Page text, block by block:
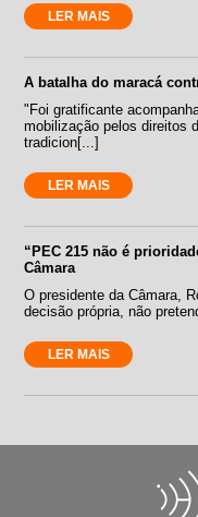
LER MAIS
A batalha do maracá
"Foi gratificante
mobilização pelos direitos
tradicion[...]
LER MAIS
“PEC 215 não é
Câmara
O presidente da Câmara,
decisão própria, não
LER MAIS